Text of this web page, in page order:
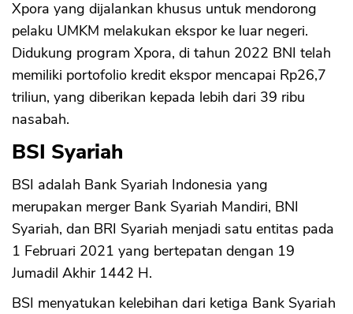
Xpora yang dijalankan khusus untuk mendorong
pelaku UMKM melakukan ekspor ke luar negeri.
Didukung program Xpora, di tahun 2022 BNI telah
memiliki portofolio kredit ekspor mencapai Rp26,7
triliun, yang diberikan kepada lebih dari 39 ribu
nasabah.
BSI Syariah
BSI adalah Bank Syariah Indonesia yang
merupakan merger Bank Syariah Mandiri, BNI
Syariah, dan BRI Syariah menjadi satu entitas pada
1 Februari 2021 yang bertepatan dengan 19
Jumadil Akhir 1442 H.
BSI menyatukan kelebihan dari ketiga Bank Syariah